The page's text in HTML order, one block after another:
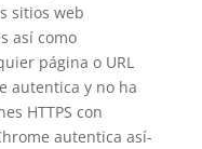
sitios web
así­ como
página o URL
autentica y no ha
HTTPS con
autentica así­